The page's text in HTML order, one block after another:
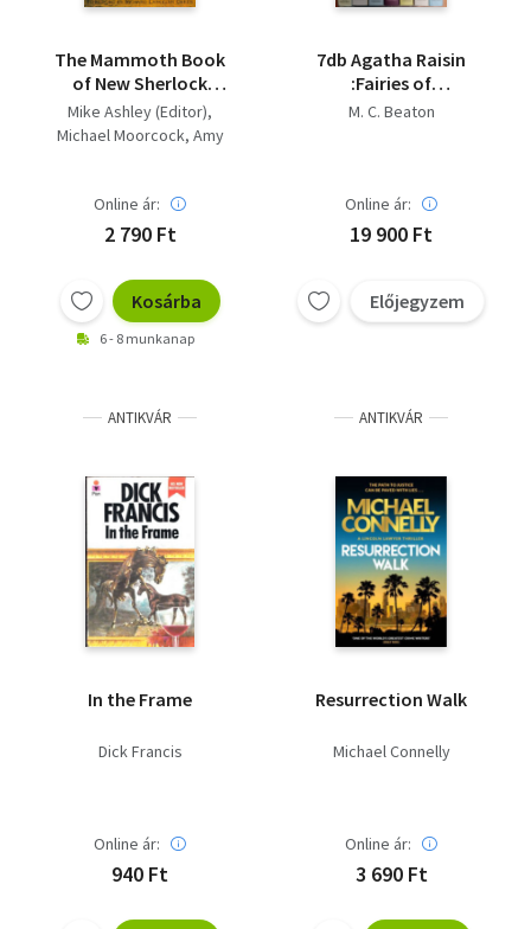
The Mammoth Book
of New Sherlock
Holmes Adventures
Mike Ashley (Editor),
Michael Moorcock, Amy
(Goodreads Author), Claire
Griffen,
Online ár:
2 790 Ft
Kosárba
6 - 8 munkanap
7db Agatha Raisin
:Fairies of
Fryfan,Witch of
M. C. Beaton
Online ár:
19 900 Ft
Előjegyzem
ANTIKVÁR
In the Frame
Dick Francis
Online ár:
940 Ft
ANTIKVÁR
Resurrection Walk
Michael Connelly
Online ár:
3 690 Ft